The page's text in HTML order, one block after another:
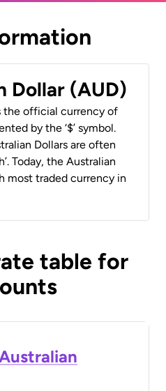
Dollar (AUD)
the official currency of
by the ‘$’ symbol.
Dollars are often
Today, the Australian
most traded currency in
table for